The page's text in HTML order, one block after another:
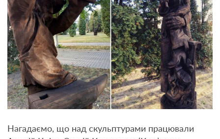
Нагадаємо, що над скульптурами працювали